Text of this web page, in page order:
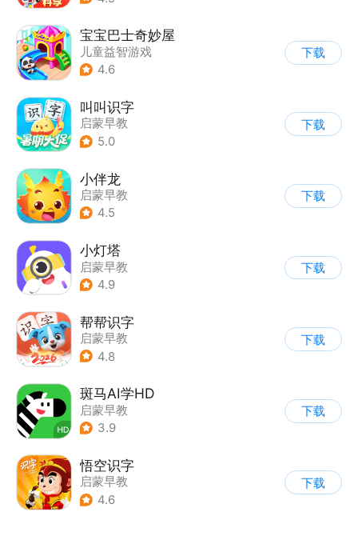
宝宝巴士奇妙屋
儿童益智游戏
| 启蒙早教
4.6
下载
叫叫识字
启蒙早教
5.0
下载
小伴龙
启蒙早教
4.5
下载
小灯塔
启蒙早教
4.9
下载
帮帮识字
启蒙早教
4.8
下载
斑马AI学HD
启蒙早教
3.9
下载
悟空识字
启蒙早教
4.6
下载